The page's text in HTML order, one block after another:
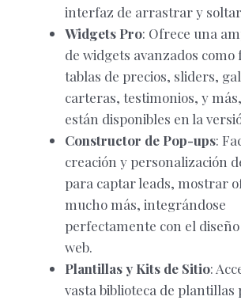
interfaz de arrastrar y
Widgets Pro: Ofrece una
de widgets avanzados
tablas de precios, sliders,
carteras, testimonios, y
están disponibles en la
Constructor de Pop-ups:
creación y personalización
para captar leads, mostrar
mucho más, integrándose
perfectamente con el
web.
Plantillas y Kits de Sitio:
vasta biblioteca de